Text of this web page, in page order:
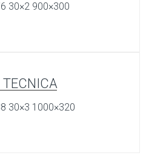
30×2 900×300
TECNICA
30×3 1000×320